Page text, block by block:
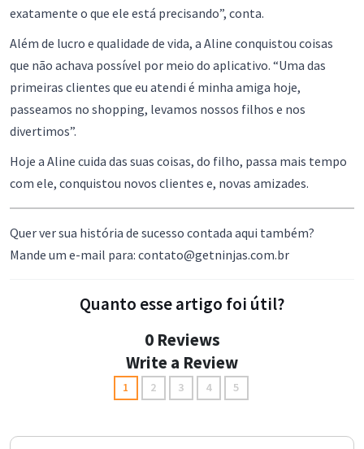
exatamente o que ele está precisando”, conta.
Além de lucro e qualidade de vida, a Aline conquistou coisas
que não achava possível por meio do aplicativo. “Uma das
primeiras clientes que eu atendi é minha amiga hoje,
passeamos no shopping, levamos nossos filhos e nos
divertimos”.
Hoje a Aline cuida das suas coisas, do filho, passa mais tempo
com ele, conquistou novos clientes e, novas amizades.
Quer ver sua história de sucesso contada aqui também?
Mande um e-mail para: contato@getninjas.com.br
Quanto esse artigo foi útil?
0 Reviews
Write a Review
1 2 3 4 5